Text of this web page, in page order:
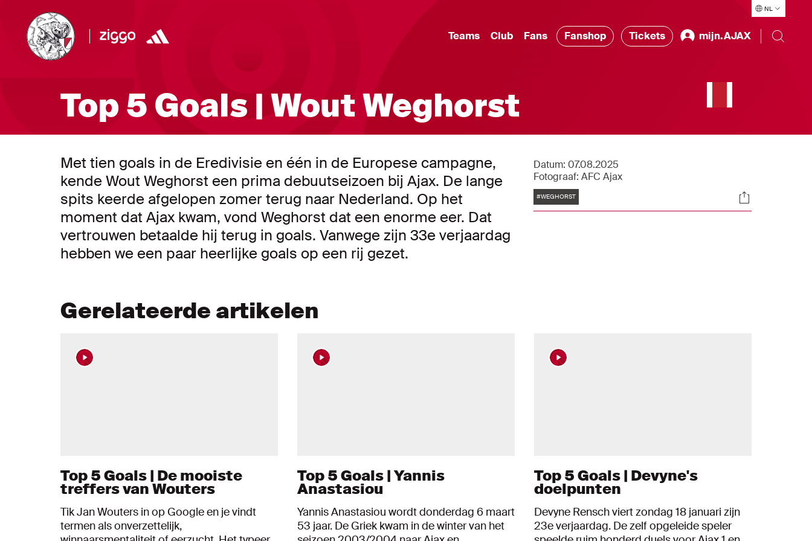
NL
Teams Club Fans Fanshop Tickets mijn.AJAX
Top 5 Goals | Wout Weghorst
Met tien goals in de Eredivisie en één in de Europese campagne,
kende Wout Weghorst een prima debuutseizoen bij Ajax. De lange
spits keerde afgelopen zomer terug naar Nederland. Op het
moment dat Ajax kwam, vond Weghorst dat een enorme eer. Dat
vertrouwen betaalde hij terug in goals. Vanwege zijn 33e verjaardag
hebben we een paar heerlijke goals op een rij gezet.
Datum: 07.08.2025
Fotograaf: AFC Ajax
Tags
#WEGHORST Socials
Gerelateerde artikelen
Top 5 Goals | De mooiste
treffers van Wouters
Tik Jan Wouters in op Google en je vindt
termen als onverzettelijk,
Top 5 Goals | Yannis
Anastasiou
Yannis Anastasiou wordt donderdag 6 maart
53 jaar. De Griek kwam in de winter van het
Top 5 Goals | Devyne's
doelpunten
Devyne Rensch viert zondag 18 januari zijn
23e verjaardag. De zelf opgeleide speler